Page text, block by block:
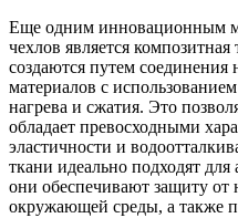
Еще одним инновационным
чехлов является
создаются путем соединения
материалов с
нагрева и сжатия. Это
обладает превосходными
эластичности и
ткани идеально подходят
они обеспечивают защиту от
окружающей среды, а также